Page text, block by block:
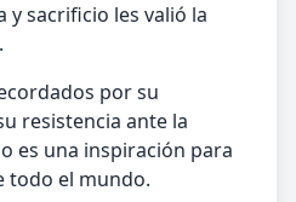
y sacrificio les valió la
.
por su
resistencia ante la
es una inspiración para
todo el mundo.